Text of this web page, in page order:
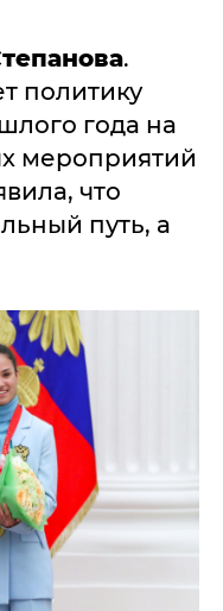
.
политику
года на
мероприятий
что
путь, а